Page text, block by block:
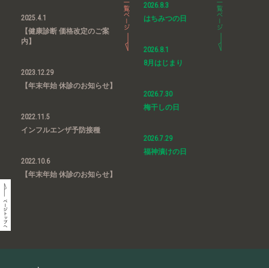
2025.4.1
【健康診断 価格改定のご案
内】
2023.12.29
【年末年始 休診のお知らせ】
2022.11.5
インフルエンザ予防接種
2022.10.6
【年末年始 休診のお知らせ】
2026.8.3
はちみつの日
2026.8.1
8月はじまり
2026.7.30
梅干しの日
2026.7.29
福神漬けの日